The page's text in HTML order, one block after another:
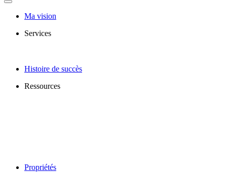
Ma vision
Services
Histoire de succès
Ressources
Propriétés